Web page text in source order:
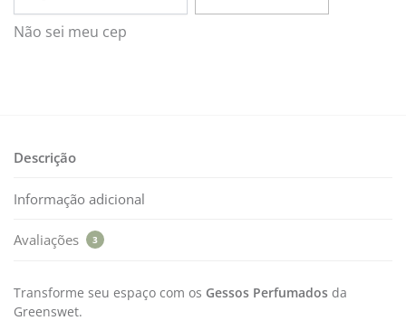
Não sei meu cep
Descrição
Informação adicional
Avaliações 3
Transforme seu espaço com os Gessos Perfumados da
Greenswet.